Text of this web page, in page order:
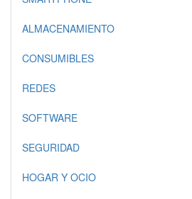
ALMACENAMIENTO
CONSUMIBLES
REDES
SOFTWARE
SEGURIDAD
HOGAR Y OCIO